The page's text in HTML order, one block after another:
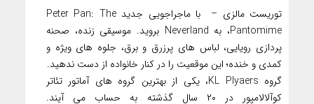
توریست مالزی – با ماجراجویی جدید Peter Pan: The
Pantomime، به Neverland بروید. موسیقی زنده، صحنه
پردازی رویایی، لباس های پرزرق و برق، جلوه های ویژه و
کمدی و خنده؛ این موقعیت را در کنار خانواده از دست ندهید.
گروه KL Plyaers، یکی از بهترین گروه های آماتور تئاتر
کوآلالامپور در ۲۰ سال گذشته به حساب می آیند.